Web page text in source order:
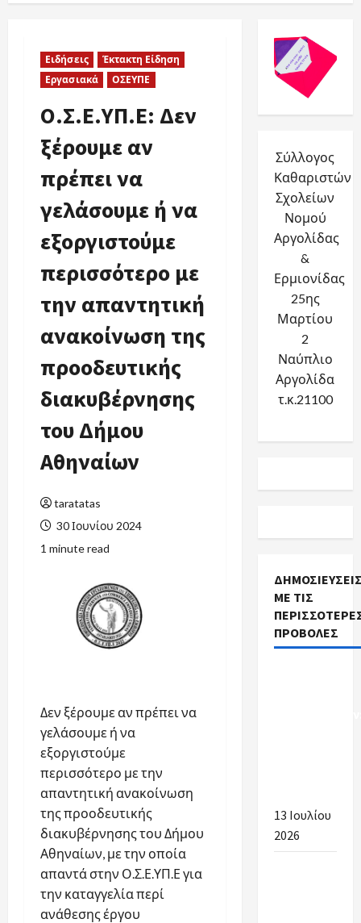
Ειδήσεις
Έκτακτη Είδηση
Εργασιακά
ΟΣΕΥΠΕ
Ο.Σ.Ε.ΥΠ.Ε: Δεν
ξέρουμε αν
πρέπει να
γελάσουμε ή να
εξοργιστούμε
περισσότερο με
την απαντητική
ανακοίνωση της
προοδευτικής
διακυβέρνησης
του Δήμου
Αθηναίων
taratatas
30 Ιουνίου 2024
1 minute read
Δεν ξέρουμε αν πρέπει να
γελάσουμε ή να
εξοργιστούμε
περισσότερο με την
απαντητική ανακοίνωση
της προοδευτικής
διακυβέρνησης του Δήμου
Αθηναίων, με την οποία
απαντά στην Ο.Σ.Ε.ΥΠ.Ε για
την καταγγελία περί
ανάθεσης έργου
Σύλλογος
Καθαριστών
Σχολείων
Νομού
Αργολίδας
&
Ερμιονίδας
25ης
Μαρτίου
2
Ναύπλιο
Αργολίδα
τ.κ.21100
ΜΕ ΤΙΣ
ΠΡΟΒΟΛΈΣ
13 Ιουλίου
2026